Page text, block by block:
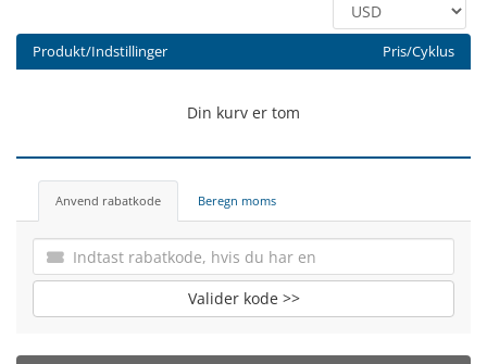
Produkt/Indstillinger Pris/Cyklus
Din kurv er tom
Anvend rabatkode Beregn moms
Valider kode >>